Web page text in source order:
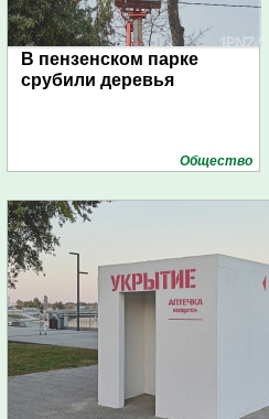
В пензенском парке
срубили деревья
Общество